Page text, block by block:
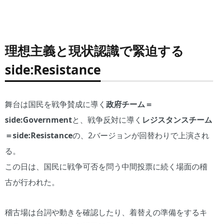
理想主義と現状認識で緊迫する
side:Resistance
舞台は国民を戦争賛成に導く 政府チーム＝
side:Governmentと、戦争反対に導く レジスタンスチーム
＝side:Resistanceの、2バージョンが回替わりで上演され
る。
この日は、国民に戦争可否を問う中間投票に続く場面の稽
古が行われた。
稽古場は台詞や動きを確認したり、着替えの準備をするキ